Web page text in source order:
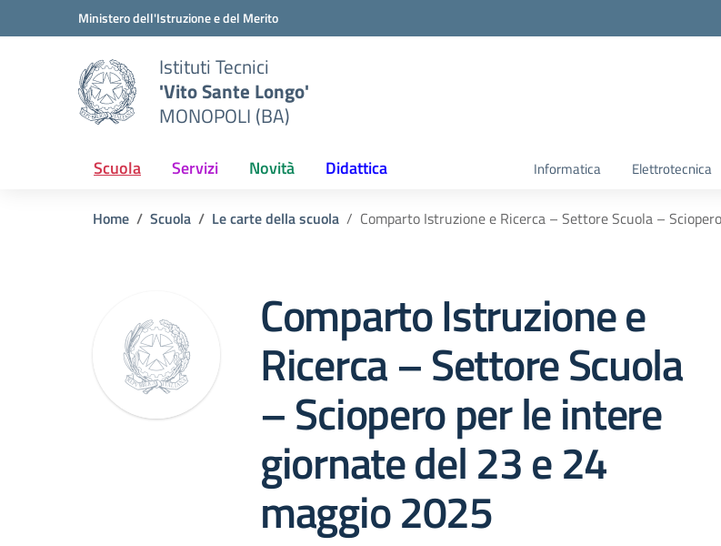
Vai ai contenuti
Vai al menu di navigazioneMinistero dell'Istruzione e del Merito
Istituti Tecnici
'Vito Sante Longo'
MONOPOLI (BA)
Scuola Servizi Novità Didattica Informatica Elettrotecnica
Home Scuola Le carte della scuola Comparto Istruzione e Ricerca – Settore Scuola –
Comparto Istruzione e
Ricerca – Settore Scuola
– Sciopero per le intere
giornate del 23 e 24
maggio 2025